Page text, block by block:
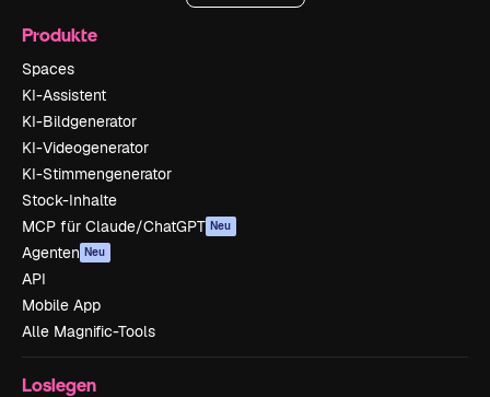
Produkte
Spaces
KI-Assistent
KI-Bildgenerator
KI-Videogenerator
KI-Stimmengenerator
Stock-Inhalte
MCP für Claude/ChatGPT Neu
Agenten Neu
API
Mobile App
Alle Magnific-Tools
Loslegen